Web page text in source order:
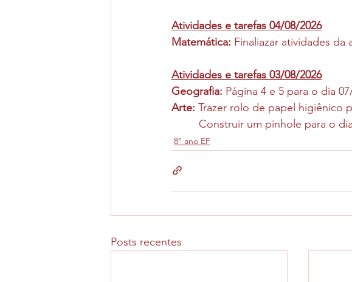
Atividades e tarefas 04/08/2026
Matemática: Finaliazar atividades da
Atividades e tarefas 03/08/2026
Geografia: Página 4 e 5 para o dia
Arte: Trazer rolo de papel higiênico
Construir um pinhole para o
8° ano EF
Posts recentes